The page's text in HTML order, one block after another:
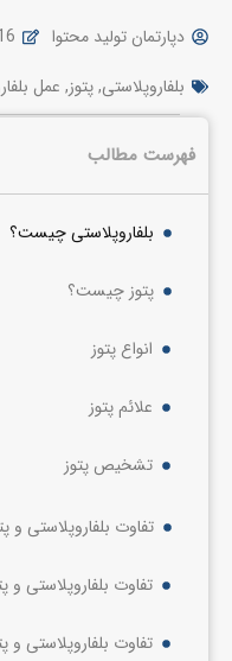
دپارتمان تولید محتوا
بلفاروپلاستی,پتوز, عمل
فهرست مطالب
بلفاروپلاستی چیست؟
پتوز چیست؟
انواع پتوز
علائم پتوز
تشخیص پتوز
تفاوت بلفاروپلاستی و
تفاوت بلفاروپلاستی
تفاوت بلفاروپلاستی و